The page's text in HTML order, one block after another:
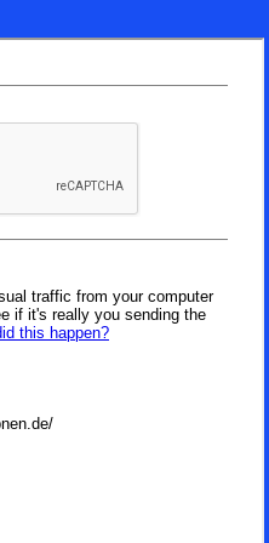
in die wirtschaftliche
Beispiel dafür ist der
und
bereit sind, in
investieren, was sich oft
auswirkt.
über die
Innovationszyklen: